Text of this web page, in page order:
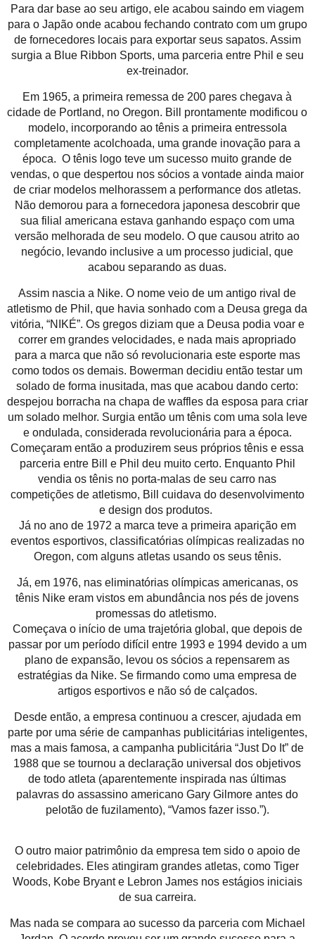
Para dar base ao seu artigo, ele acabou saindo em viagem
para o Japão onde acabou fechando contrato com um grupo
de fornecedores locais para exportar seus sapatos. Assim
surgia a Blue Ribbon Sports, uma parceria entre Phil e seu
ex-treinador.
Em 1965, a primeira remessa de 200 pares chegava à
cidade de Portland, no Oregon. Bill prontamente modificou o
modelo, incorporando ao tênis a primeira entressola
completamente acolchoada, uma grande inovação para a
época. O tênis logo teve um sucesso muito grande de
vendas, o que despertou nos sócios a vontade ainda maior
de criar modelos melhorassem a performance dos atletas.
Não demorou para a fornecedora japonesa descobrir que
sua filial americana estava ganhando espaço com uma
versão melhorada de seu modelo. O que causou atrito ao
negócio, levando inclusive a um processo judicial, que
acabou separando as duas.
Assim nascia a Nike. O nome veio de um antigo rival de
atletismo de Phil, que havia sonhado com a Deusa grega da
vitória, “NIKÉ”. Os gregos diziam que a Deusa podia voar e
correr em grandes velocidades, e nada mais apropriado
para a marca que não só revolucionaria este esporte mas
como todos os demais. Bowerman decidiu então testar um
solado de forma inusitada, mas que acabou dando certo:
despejou borracha na chapa de waffles da esposa para criar
um solado melhor. Surgia então um tênis com uma sola leve
e ondulada, considerada revolucionária para a época.
Começaram então a produzirem seus próprios tênis e essa
parceria entre Bill e Phil deu muito certo. Enquanto Phil
vendia os tênis no porta-malas de seu carro nas
competições de atletismo, Bill cuidava do desenvolvimento
e design dos produtos.
Já no ano de 1972 a marca teve a primeira aparição em
eventos esportivos, classificatórias olímpicas realizadas no
Oregon, com alguns atletas usando os seus tênis.
Já, em 1976, nas eliminatórias olímpicas americanas, os
tênis Nike eram vistos em abundância nos pés de jovens
promessas do atletismo.
Começava o início de uma trajetória global, que depois de
passar por um período difícil entre 1993 e 1994 devido a um
plano de expansão, levou os sócios a repensarem as
estratégias da Nike. Se firmando como uma empresa de
artigos esportivos e não só de calçados.
Desde então, a empresa continuou a crescer, ajudada em
parte por uma série de campanhas publicitárias inteligentes,
mas a mais famosa, a campanha publicitária “Just Do It” de
1988 que se tournou a declaração universal dos objetivos
de todo atleta (aparentemente inspirada nas últimas
palavras do assassino americano Gary Gilmore antes do
pelotão de fuzilamento), “Vamos fazer isso.”).
O outro maior patrimônio da empresa tem sido o apoio de
celebridades. Eles atingiram grandes atletas, como Tiger
Woods, Kobe Bryant e Lebron James nos estágios iniciais
de sua carreira.
Mas nada se compara ao sucesso da parceria com Michael